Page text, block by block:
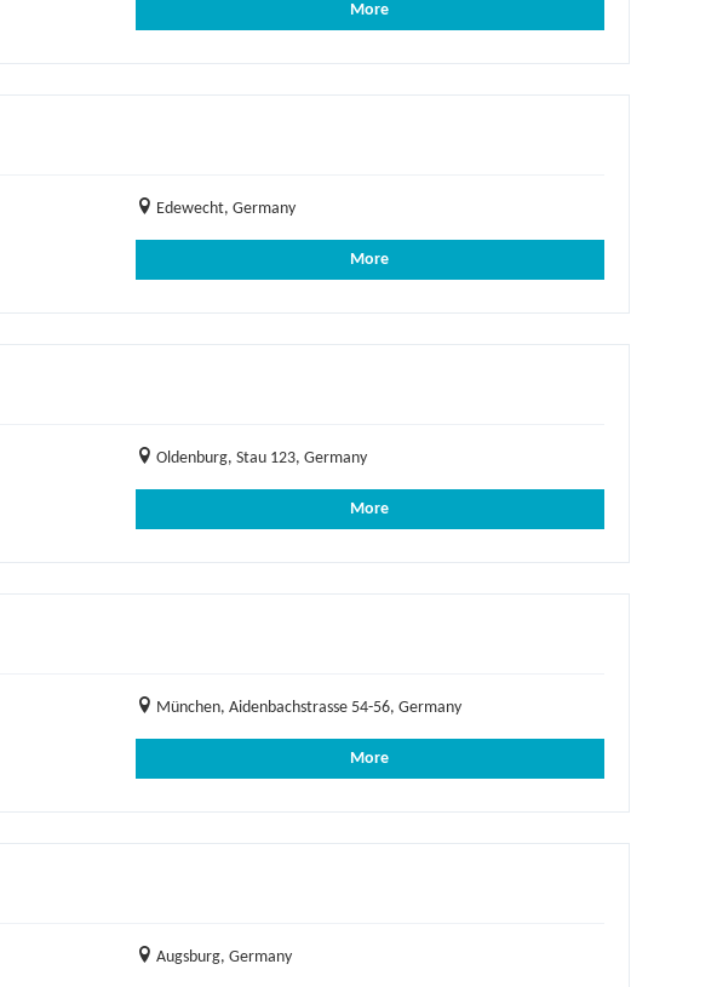
More
Edewecht, Germany
More
Oldenburg, Stau 123, Germany
More
München, Aidenbachstrasse 54-56, Germany
More
Augsburg, Germany